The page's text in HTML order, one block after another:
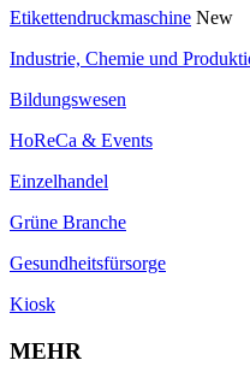
Etikettendruckmaschine New
Industrie, Chemie und
Bildungswesen
HoReCa & Events
Einzelhandel
Grüne Branche
Gesundheitsfürsorge
Kiosk
MEHR